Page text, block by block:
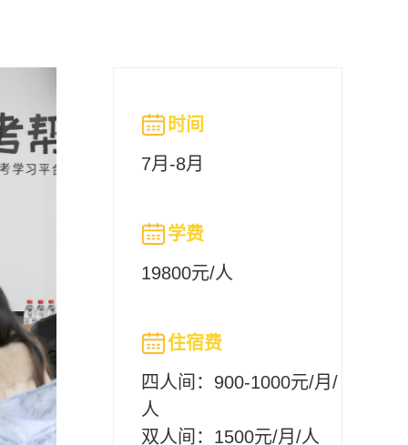
时间
7月-8月
学费
19800元/人
住宿费
四人间：900-1000元/月/
人
双人间：1500元/月/人